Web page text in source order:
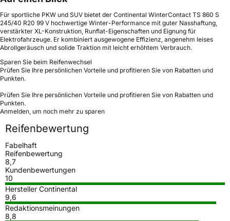
Für sportliche PKW und SUV bietet der Continental WinterContact TS 860 S
245/40 R20 99 V hochwertige Winter-Performance mit guter Nasshaftung,
verstärkter XL-Konstruktion, Runflat-Eigenschaften und Eignung für
Elektrofahrzeuge. Er kombiniert ausgewogene Effizienz, angenehm leises
Abrollgeräusch und solide Traktion mit leicht erhöhtem Verbrauch.
Sparen Sie beim Reifenwechsel
Prüfen Sie Ihre persönlichen Vorteile und profitieren Sie von Rabatten und
Punkten.
Prüfen Sie Ihre persönlichen Vorteile und profitieren Sie von Rabatten und
Punkten.
Anmelden, um noch mehr zu sparen
Reifenbewertung
Fabelhaft
Reifenbewertung
8,7
Kundenbewertungen
10
Hersteller Continental
9,6
Redaktionsmeinungen
8,8